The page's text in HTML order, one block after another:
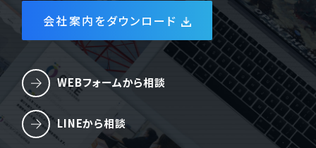
会社案内をダウンロード
WEBフォームから相談
LINEから相談